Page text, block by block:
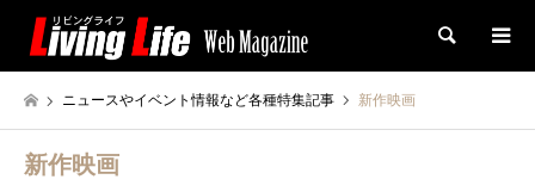
検索
ニュースやイベント情報など各種特集記事 新作映画
新作映画